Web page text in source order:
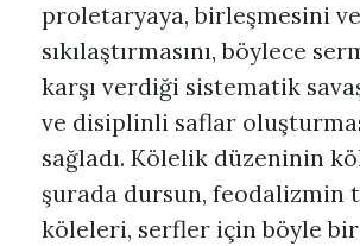
proletaryaya, birleşmesini ve
sıkılaştırmasını, böylece
karşı verdiği sistematik
ve disiplinli saflar
sağladı. Kölelik düzeninin
şurada dursun, feodalizmin
köleleri, serfler için böyle